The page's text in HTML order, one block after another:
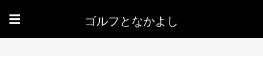
☰ ゴルフとなかよし